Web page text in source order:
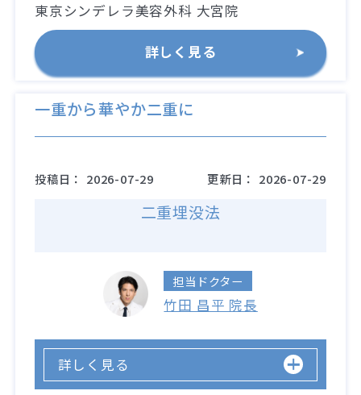
東京シンデレラ美容外科 大宮院
詳しく見る
一重から華やか二重に
投稿日： 2026-07-29 更新日： 2026-07-29
二重埋没法
担当ドクター
竹田 昌平 院長
詳しく見る